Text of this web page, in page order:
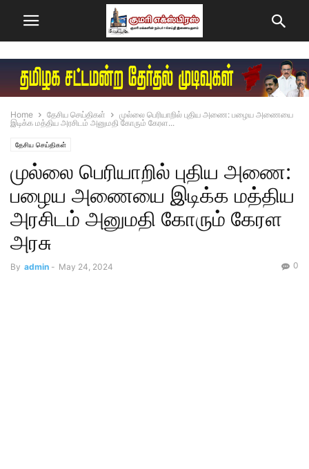
Home தேசிய செய்திகள்
முல்லை பெரியாறில் புதிய அணை: பழைய அணையை
இடிக்க மத்திய அரசிடம் அனுமதி கோரும் கேரள...
தேசிய செய்திகள்
முல்லை பெரியாறில் புதிய அணை:
பழைய அணையை இடிக்க மத்திய
அரசிடம் அனுமதி கோரும் கேரள
அரசு
By admin - May 24, 2024 0